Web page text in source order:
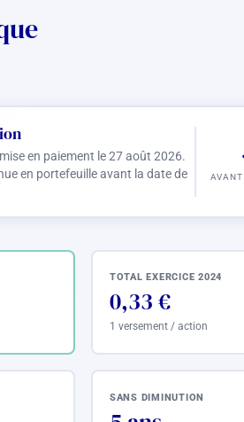
en paiement le 27 août 2026.
en portefeuille avant la date de
TOTAL EXERCICE 2024
0,33 €
1 versement / action
SANS DIMINUTION